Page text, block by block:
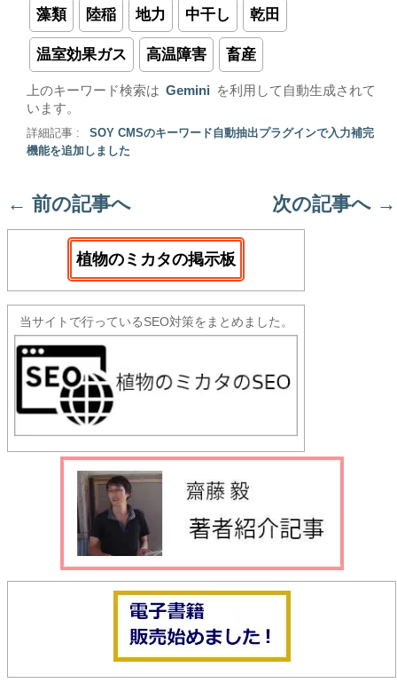
藻類 陸稲 地力 中干し 乾田
温室効果ガス 高温障害 畜産
上のキーワード検索は Gemini
を利用して自動生成されて
います。
詳細記事 :
SOY CMSのキーワード自動抽出プラグインで入力補完
機能を追加しました
← 前の記事へ 次の記事へ →
植物のミカタの掲示板
当サイトで行っているSEO対策をまとめました。